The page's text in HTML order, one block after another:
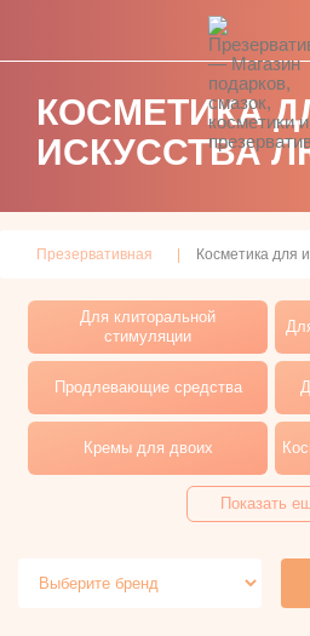
КОСМЕТИКА
ИСКУССТВА
Презервативная Косметика для
Для клиторальной
стимуляции
Продлевающие средства
Кремы для двоих
секса
Показать